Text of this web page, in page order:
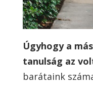
Úgyhogy a
tanulság az
barátaink